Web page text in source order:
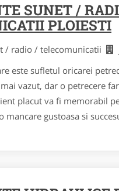
SUNET /
PLOIESTI
/ radio / telecomunicatii
este sufletul oricarei
vazut, dar o petrecere
placut va fi memorabil
mancare gustoasa si